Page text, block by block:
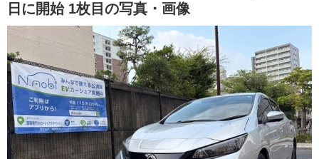
中国
九州 沖縄
注目の記事
ショップレポート 愛車 File
自動車豆知識 ストップ！不具合修理＆粗悪修理
ディテイリング
ディテイリング 洗車
鈑金・塗装
日に開始 1枚目の写真・画像